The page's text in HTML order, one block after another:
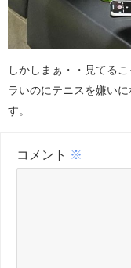
しかしまぁ・・見てる
ラいのにテニスを嫌い
す。
コメント ※